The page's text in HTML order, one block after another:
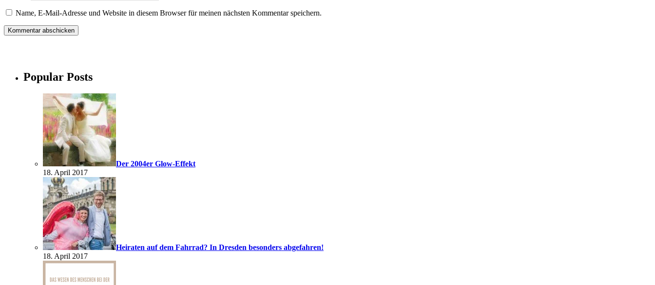
Name, E-Mail-Adresse und Website in diesem Browser für meinen nächsten Kommentar speichern.
Popular Posts
Der 2004er Glow-Effekt
18. April 2017
Heiraten auf dem Fahrrad? In Dresden besonders abgefahren!
18. April 2017